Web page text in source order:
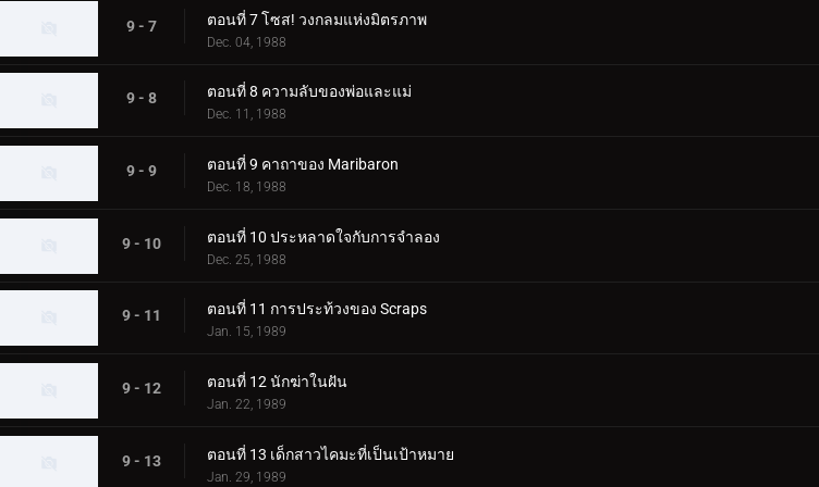
9 - 7 ตอนที่ 7 โซส! วงกลมแห่งมิตรภาพ
Dec. 04, 1988
9 - 8 ตอนที่ 8 ความลับของพ่อและแม่
Dec. 11, 1988
9 - 9 ตอนที่ 9 คาถาของ Maribaron
Dec. 18, 1988
9 - 10 ตอนที่ 10 ประหลาดใจกับการจำลอง
Dec. 25, 1988
9 - 11 ตอนที่ 11 การประท้วงของ Scraps
Jan. 15, 1989
9 - 12 ตอนที่ 12 นักฆ่าในฝัน
Jan. 22, 1989
9 - 13 ตอนที่ 13 เด็กสาวไคมะที่เป็นเป้าหมาย
Jan. 29, 1989